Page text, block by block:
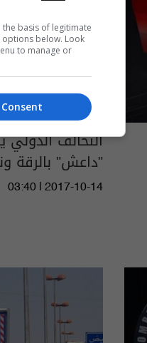
"داعش" بالرقة
03:40 | 2017-10-14
basis of legitimate
options below. Look
to manage or
Consent